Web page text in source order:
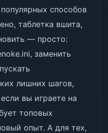
способов
таблетка вшита,
— просто:
заменить
лишних шагов,
вы играете на
топовых
опыт. А для тех,